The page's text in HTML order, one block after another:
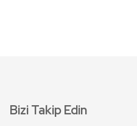
Bizi Takip Edin